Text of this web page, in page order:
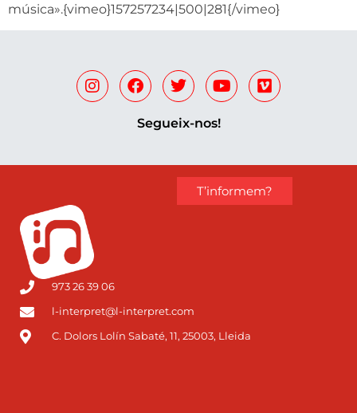
T’informem?
música».{vimeo}157257234|500|281{/vimeo}
Segueix-nos!
973 26 39 06
l-interpret@l-interpret.com
C. Dolors Lolín Sabaté, 11, 25003, Lleida